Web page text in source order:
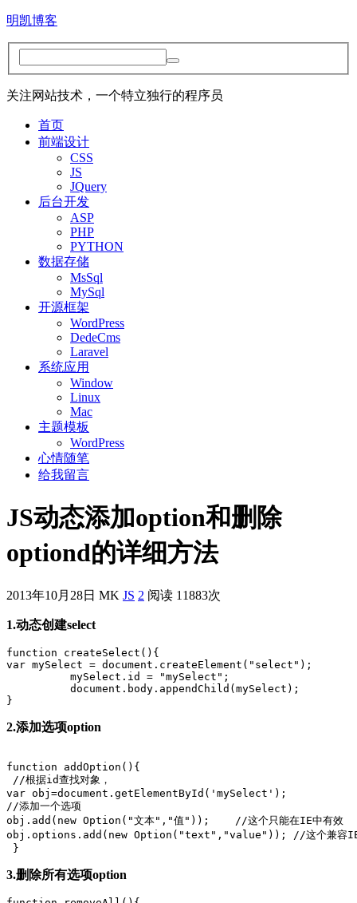
明凯博客
关注网站技术，一个特立独行的程序员
首页
前端设计
CSS
JS
JQuery
后台开发
ASP
PHP
PYTHON
数据存储
MsSql
MySql
开源框架
WordPress
DedeCms
Laravel
系统应用
Window
Linux
Mac
主题模板
WordPress
心情随笔
给我留言
JS动态添加option和删除
optiond的详细方法
2013年10月28日 MK JS 2 阅读 11883次
1.动态创建select
function createSelect(){
var mySelect = document.createElement("select");
          mySelect.id = "mySelect";
          document.body.appendChild(mySelect);
2.添加选项option
function addOption(){
//根据id查找对象，
var obj=document.getElementById('mySelect');
//添加一个选项
obj.add(new Option("文本","值"));    //这个只能在IE中有效
obj.options.add(new Option("text","value")); //这个兼容
3.删除所有选项option